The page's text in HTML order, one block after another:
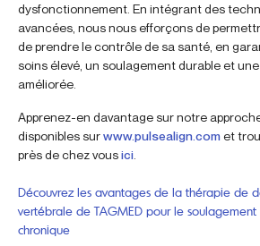
dysfonctionnement. En intégrant des
avancées, nous nous efforçons de
de prendre le contrôle de sa santé, en
soins élevé, un soulagement durable et
améliorée.
Apprenez-en davantage sur notre
disponibles surwww.pulsealign.comet
près de chez vousici
Découvrez les avantages de la thérapie de
vertébrale de TAGMED pour le
chronique